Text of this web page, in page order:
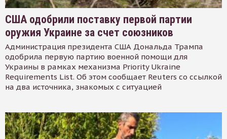
США одобрили поставку первой партии
оружия Украине за счет союзников
Администрация президента США Дональда Трампа
одобрила первую партию военной помощи для
Украины в рамках механизма Priority Ukraine
Requirements List. Об этом сообщает Reuters со ссылкой
на два источника, знакомых с ситуацией